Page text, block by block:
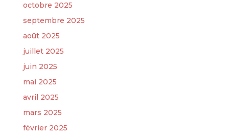
octobre 2025
septembre 2025
août 2025
juillet 2025
juin 2025
mai 2025
avril 2025
mars 2025
février 2025